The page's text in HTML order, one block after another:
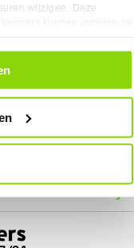
wijzigen. Deze
altijd intrekken, dit doe je
‘Cookievoorkeuren’